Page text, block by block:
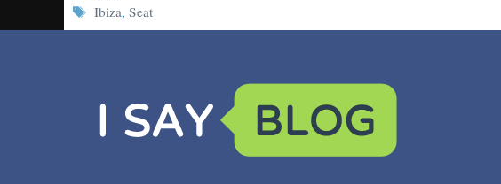
Tag
Ibiza,Seat